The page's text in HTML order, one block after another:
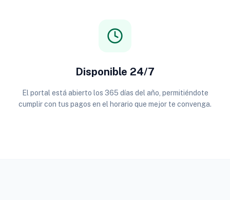
Disponible 24/7
El portal está abierto los 365 días del año, permitiéndote
cumplir con tus pagos en el horario que mejor te convenga.